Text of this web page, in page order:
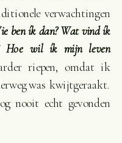
verwachtingen
ben ík dan? Wat vind ík
Hoe wil ík mijn leven
riepen, omdat ik
was kwijtgeraakt.
nooit echt gevonden